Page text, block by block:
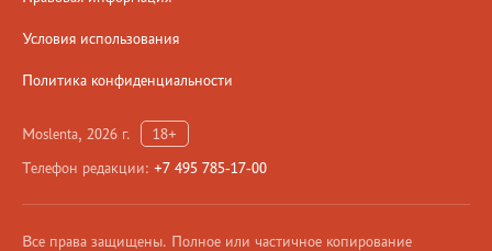
Условия использования
Политика конфиденциальности
Moslenta, 2026 г.
18+
Телефон редакции: +7 495 785-17-00
Все права защищены. Полное или частичное копирование